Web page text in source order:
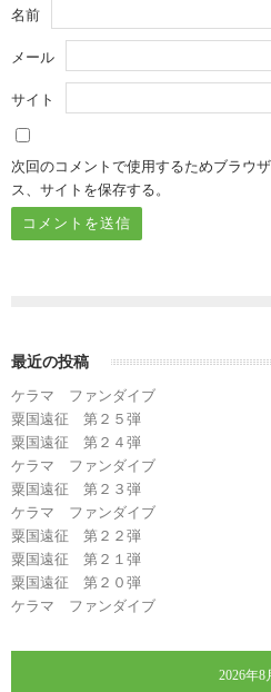
名前
メール
サイト
次回のコメントで使用するためブラウ
ス、サイトを保存する。
最近の投稿
ケラマ ファンダイブ
粟国遠征 第２５弾
粟国遠征 第２４弾
ケラマ ファンダイブ
粟国遠征 第２３弾
ケラマ ファンダイブ
粟国遠征 第２２弾
粟国遠征 第２１弾
粟国遠征 第２０弾
ケラマ ファンダイブ
2026年8